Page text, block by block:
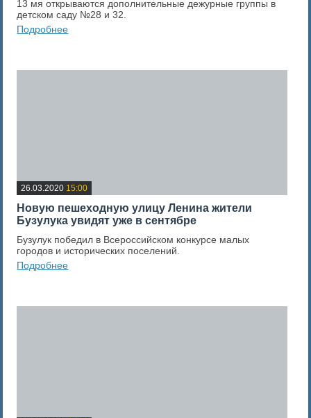
13 мя открываются дополнительные дежурные группы в
детском саду №28 и 32.
Подробнее
26.03.2020 15:00
Новую пешеходную улицу Ленина жители
Бузулука увидят уже в сентябре
Бузулук победил в Всероссийском конкурсе малых
городов и исторических поселений.
Подробнее